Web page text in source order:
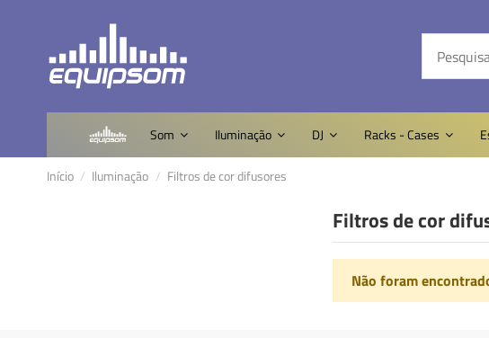
Som Iluminação DJ Racks - Cases
Início Iluminação Filtros de cor difusores
Filtros de cor
Não foram